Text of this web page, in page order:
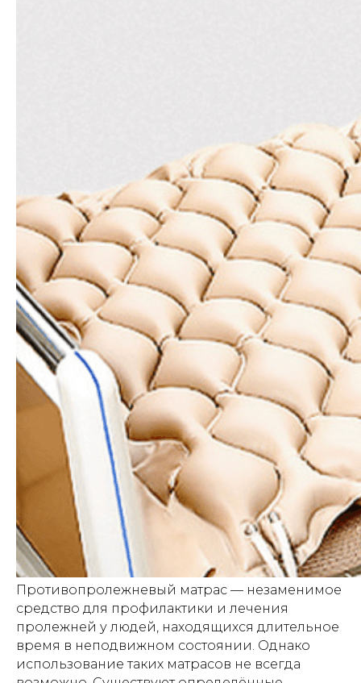
Противопролежневый матрас — незаменимое
средство для профилактики и лечения
пролежней у людей, находящихся длительное
время в неподвижном состоянии. Однако
использование таких матрасов не всегда